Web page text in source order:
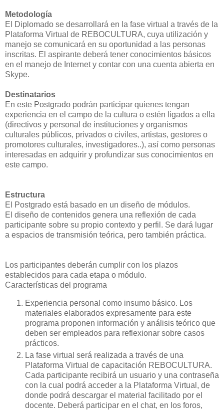
Metodología
El Diplomado se desarrollará en la fase virtual a través de la
Plataforma Virtual de REBOCULTURA, cuya utilización y
manejo se comunicará en su oportunidad a las personas
inscritas. El aspirante deberá tener conocimientos básicos
en el manejo de Internet y contar con una cuenta abierta en
Skype.
Destinatarios
En este Postgrado podrán participar quienes tengan
experiencia en el campo de la cultura o estén ligados a ella
(directivos y personal de instituciones y organismos
culturales públicos, privados o civiles, artistas, gestores o
promotores culturales, investigadores..), así como personas
interesadas en adquirir y profundizar sus conocimientos en
este campo.
Estructura
El Postgrado está basado en un diseño de módulos.
El diseño de contenidos genera una reflexión de cada
participante sobre su propio contexto y perfil. Se dará lugar
a espacios de transmisión teórica, pero también práctica.
Los participantes deberán cumplir con los plazos
establecidos para cada etapa o módulo.
Características del programa
Experiencia personal como insumo básico. Los
materiales elaborados expresamente para este
programa proponen información y análisis teórico que
deben ser empleados para reflexionar sobre casos
prácticos.
La fase virtual será realizada a través de una
Plataforma Virtual de capacitación REBOCULTURA.
Cada participante recibirá un usuario y una contraseña
con la cual podrá acceder a la Plataforma Virtual, de
donde podrá descargar el material facilitado por el
docente. Deberá participar en el chat, en los foros,